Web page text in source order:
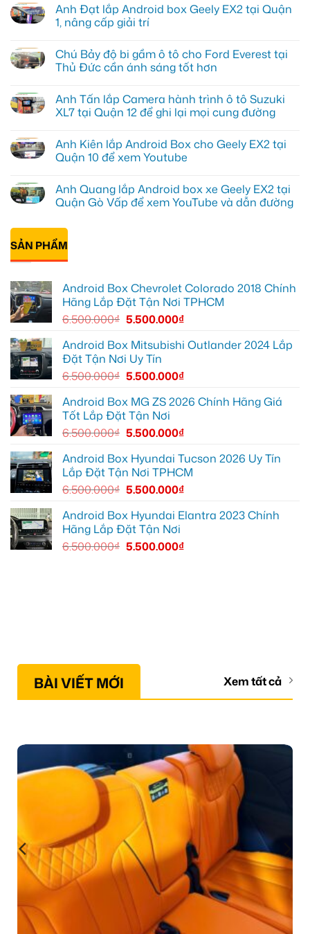
Anh Đạt lắp Android box Geely EX2 tại Quận
1, nâng cấp giải trí
bình
luận
ở
lắp
Android
box
tại
Quận
1,
giải
trí
Chú Bảy độ bi gầm ô tô cho Ford Everest tại
Thủ Đức cần ánh sáng tốt hơn
bình
luận
ở
độ
bi
gầm
cho
Ford
Everest
Đức
cần
ánh
sáng
Anh Tấn lắp Camera hành trình ô tô Suzuki
XL7 tại Quận 12 để ghi lại mọi cung đường
bình
luận
ở
lắp
Camera
hành
Suzuki
XL7
tại
ghi
mọi
cung
Anh Kiên lắp Android Box cho Geely EX2 tại
Quận 10 để xem Youtube
bình
luận
ở
Android
Box
cho
tại
Quận
xem
Anh Quang lắp Android box xe Geely EX2 tại
Quận Gò Vấp để xem YouTube và dẫn đường
có
luận
ở
Anh
Android
box
Geely
EX2
Quận
Gò
Vấp
xem
dẫn
đường
SẢN PHẨM
Android Box Chevrolet Colorado 2018 Chính
Hãng Lắp Đặt Tận Nơi TPHCM
6.500.000₫ 5.500.000₫
Android Box Mitsubishi Outlander 2024 Lắp
Đặt Tận Nơi Uy Tín
6.500.000₫ 5.500.000₫
Android Box MG ZS 2026 Chính Hãng Giá
Tốt Lắp Đặt Tận Nơi
6.500.000₫ 5.500.000₫
Android Box Hyundai Tucson 2026 Uy Tín
Lắp Đặt Tận Nơi TPHCM
6.500.000₫ 5.500.000₫
Android Box Hyundai Elantra 2023 Chính
Hãng Lắp Đặt Tận Nơi
6.500.000₫ 5.500.000₫
BÀI VIẾT MỚI Xem tất cả